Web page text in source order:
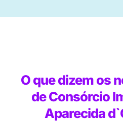
O que dizem os
de Consórcio
Aparecida